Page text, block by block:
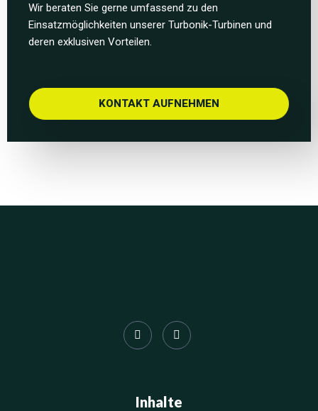
Wir beraten Sie gerne umfassend zu den
Einsatzmöglichkeiten unserer Turbonik-Turbinen und
deren exklusiven Vorteilen.
KONTAKT AUFNEHMEN
Inhalte